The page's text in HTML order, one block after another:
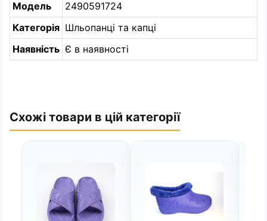
Модель
2490591724
Категорія Шльопанці та капці
Наявність Є в наявності
Схожі товари в цій категорії